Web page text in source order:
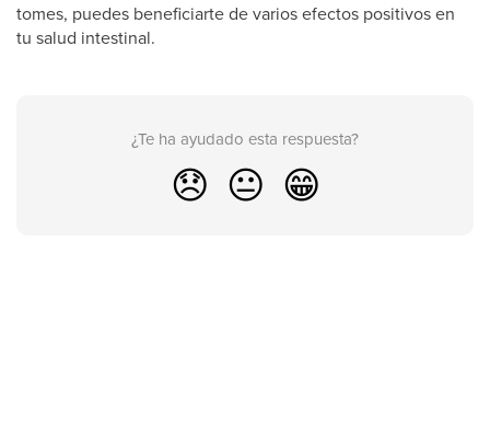
tomes, puedes beneficiarte de varios efectos positivos en
tu salud intestinal.
¿Te ha ayudado esta respuesta?
😞 😐 😁